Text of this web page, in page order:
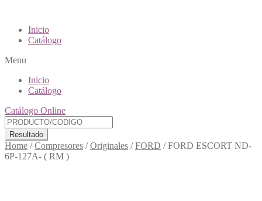
Inicio
Catálogo
Menu
Inicio
Catálogo
Catálogo Online
Resultado
Home /Compresores /Originales /FORD /FORD ESCORT ND-
6P-127A- ( RM )